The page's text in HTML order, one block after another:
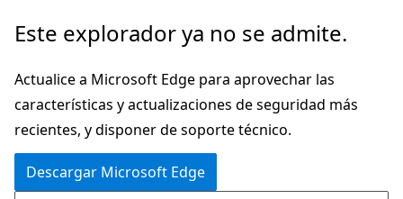
Ir
contenido
principal
Ir
la
navegación
en
la
página
Este explorador ya no se admite.
Actualice a Microsoft Edge para aprovechar las
características y actualizaciones de seguridad más
recientes, y disponer de soporte técnico.
Descargar Microsoft Edge